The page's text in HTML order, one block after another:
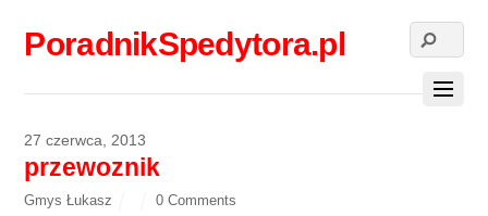
PoradnikSpedytora.pl
27 czerwca, 2013
przewoznik
Gmys Łukasz 0 Comments